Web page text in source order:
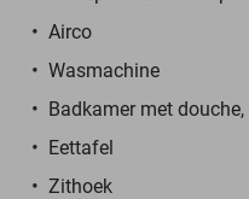
Airco
Wasmachine
Badkamer met
Eettafel
Zithoek